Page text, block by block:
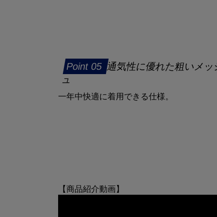
通気性に優れた粗いメッ
ュ
一年中快適に着用できる仕様。
【商品紹介動画】